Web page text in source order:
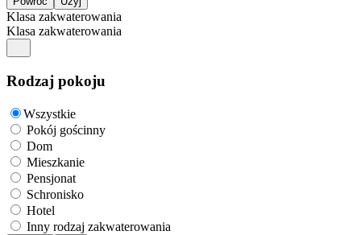
Klasa zakwaterowania
Klasa zakwaterowania
Rodzaj pokoju
Wszystkie
Pokój gościnny
Dom
Mieszkanie
Pensjonat
Schronisko
Hotel
Inny rodzaj zakwaterowania